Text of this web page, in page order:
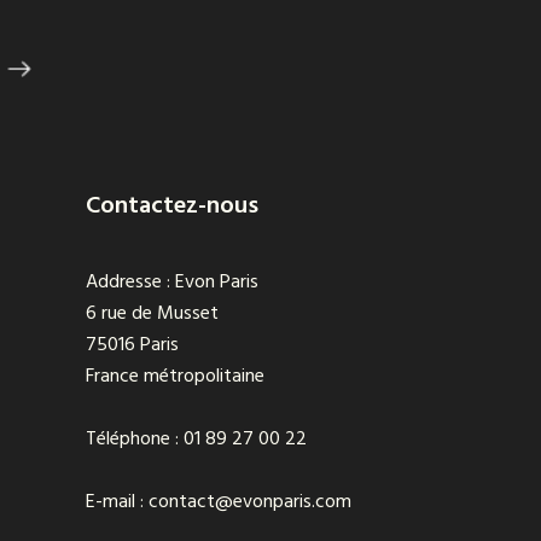
Contactez-nous
Addresse : Evon Paris
6 rue de Musset
75016 Paris
France métropolitaine
Téléphone : 01 89 27 00 22
E-mail : contact@evonparis.com